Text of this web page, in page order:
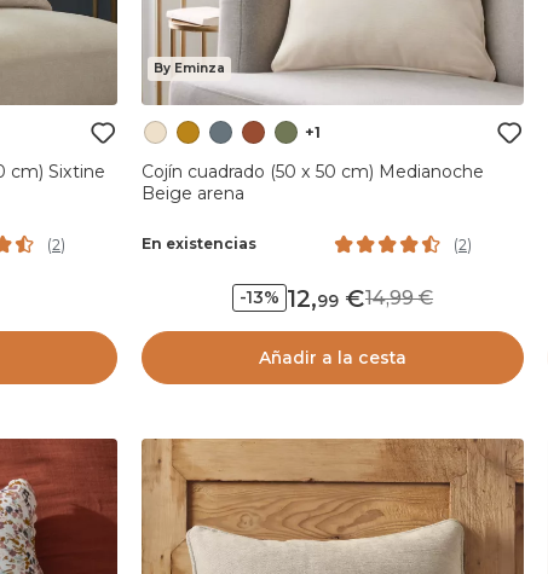
cm) Sixtine
(2)
By Eminza
+1
Cojín cuadrado (50 x 50 cm) Medianoche
Beige arena
En existencias (2)
-13% 12,99 14,99
Añadir a la cesta